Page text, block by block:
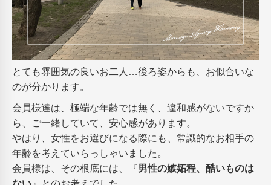
とても雰囲気の良いお二人…後ろ姿からも、お似合いな
のが分かります。
会員様達は、極端な年齢では無く、違和感がないですか
ら、ご一緒していて、安心感があります。
やはり、女性をお選びになる際にも、常識的なお相手の
年齢を考えていらっしゃいました。
会員様は、その根底には、『男性の嫉妬程、酷いものは